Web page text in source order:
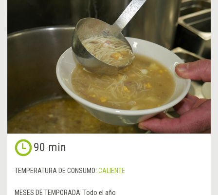
90 min
TEMPERATURA DE CONSUMO: CALIENTE
MESES DE TEMPORADA: Todo el año